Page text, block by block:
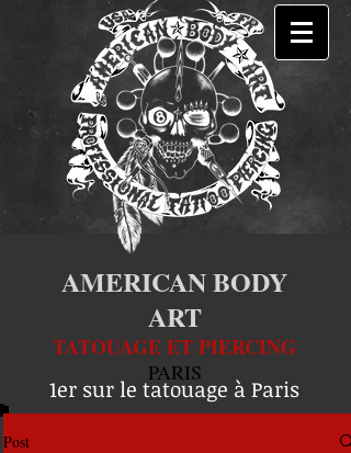
AMERICAN BODY
ART
TATOUAGE ET PIERCING
PARIS
1er sur le tatouage à Paris
Post